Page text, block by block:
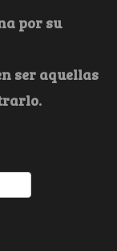
por su
ser aquellas